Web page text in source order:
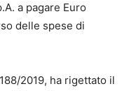
a pagare Euro
delle spese di
2019, ha rigettato il